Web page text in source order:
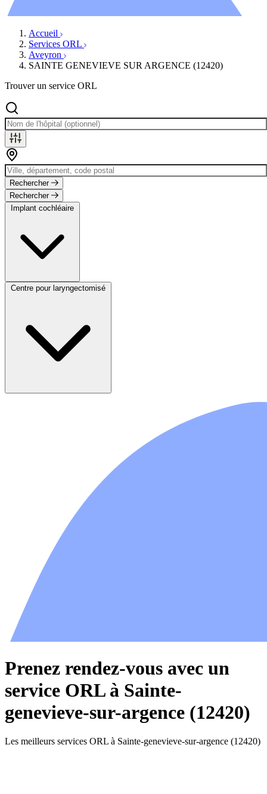
Accueil
Services ORL
Aveyron
SAINTE GENEVIEVE SUR ARGENCE (12420)
Trouver un service ORL
Rechercher
Rechercher
Implant cochléaire
Centre pour laryngectomisé
Prenez rendez-vous avec un
service ORL à Sainte-
genevieve-sur-argence (12420)
Les meilleurs services ORL à Sainte-genevieve-sur-argence (12420)